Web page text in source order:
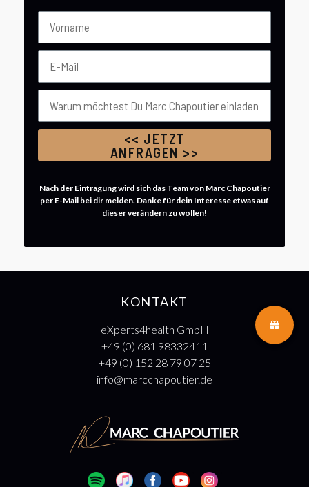
<< JETZT
ANFRAGEN >>
Nach der Eintragung wird sich das Team von Marc Chapoutier
per E-Mail bei dir melden. Danke für dein Interesse etwas auf
dieser verändern zu wollen!
KONTAKT
eXperts4health GmbH
+49 (0) 681 98332411
+49 (0) 152 28 79 07 25
info@marcchapoutier.de